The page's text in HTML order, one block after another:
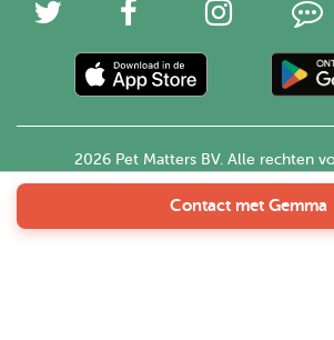
Contact met Gemma
2026 Pet Matters BV. Alle rechten